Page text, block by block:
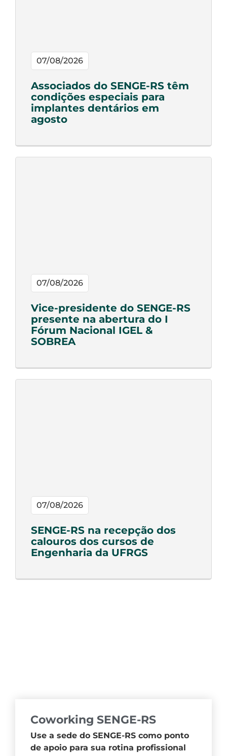
07/08/2026
Associados do SENGE-RS têm
condições especiais para
implantes dentários em
agosto
07/08/2026
Vice-presidente do SENGE-RS
presente na abertura do I
Fórum Nacional IGEL &
SOBREA
07/08/2026
SENGE-RS na recepção dos
calouros dos cursos de
Engenharia da UFRGS
Coworking SENGE-RS
Use a sede do SENGE-RS como ponto
de apoio para sua rotina profissional